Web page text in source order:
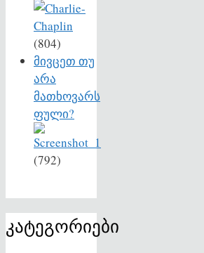
(804)
მივცეთ თუ
არა
მათხოვარს
ფული?
(792)
კატეგორიები